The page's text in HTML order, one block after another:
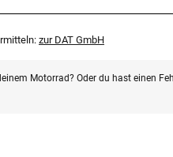
zur DAT GmbH
Motorrad? Oder du hast einen